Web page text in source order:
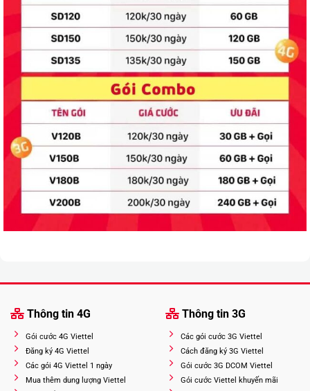
Thông tin 4G
Gói cước 4G Viettel
Đăng ký 4G Viettel
Các gói 4G Viettel 1 ngày
Mua thêm dung lượng Viettel
Thông tin 3G
Các gói cước 3G Viettel
Cách đăng ký 3G Viettel
Gói cước 3G DCOM Viettel
Gói cước Viettel khuyến mãi